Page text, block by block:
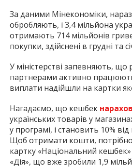
За даними Мінекономіки,
обробляють, і 3,4 мільйона
отримають 714 мільйонів
покупки, здійснені в грудні та
У міністерстві запевняють, що
партнерами активно
виплати надійшли на картки
Нагадаємо, що кешбек
українських товарів у
у програмі, і становить 10%
Щоб отримати кошти,
картку «Національний
«Дія», що вже зробили 1,9